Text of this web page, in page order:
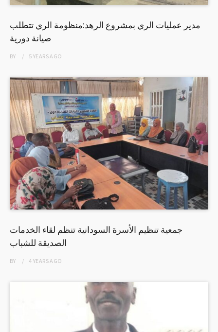
مدير عمليات الري بمشروع الرهد:منظومة الري تتطلب
صيانة دورية
BY 5 YEARSAGO
جمعية تنظيم الأسرة السودانية تنظم لقاء الخدمات
الصديقة للشباب
BY 4 YEARSAGO